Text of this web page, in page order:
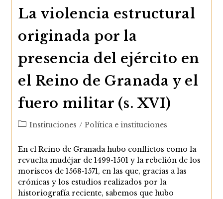
La violencia estructural
originada por la
presencia del ejército en
el Reino de Granada y el
fuero militar (s. XVI)
Categoría
la
entrada:
Instituciones / Política e instituciones
En el Reino de Granada hubo conflictos como la
revuelta mudéjar de 1499-1501 y la rebelión de los
moriscos de 1568-1571, en las que, gracias a las
crónicas y los estudios realizados por la
historiografía reciente, sabemos que hubo